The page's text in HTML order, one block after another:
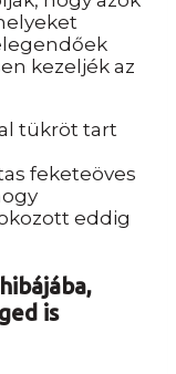
kezeljék az
tükröt tart
feketeöves
eddig
is